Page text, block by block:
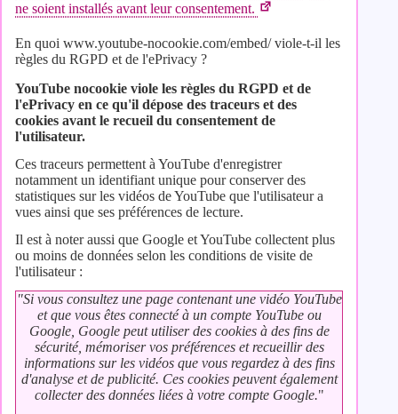
ne soient installés avant leur consentement.
En quoi www.youtube-nocookie.com/embed/ viole-t-il les
règles du RGPD et de l'ePrivacy ?
YouTube nocookie viole les règles du RGPD et de
l'ePrivacy en ce qu'il dépose des traceurs et des
cookies avant le recueil du consentement de
l'utilisateur.
Ces traceurs permettent à YouTube d'enregistrer
notamment un identifiant unique pour conserver des
statistiques sur les vidéos de YouTube que l'utilisateur a
vues ainsi que ses préférences de lecture.
Il est à noter aussi que Google et YouTube collectent plus
ou moins de données selon les conditions de visite de
l'utilisateur :
"Si vous consultez une page contenant une vidéo YouTube
et que vous êtes connecté à un compte YouTube ou
Google, Google peut utiliser des cookies à des fins de
sécurité, mémoriser vos préférences et recueillir des
informations sur les vidéos que vous regardez à des fins
d'analyse et de publicité. Ces cookies peuvent également
collecter des données liées à votre compte Google."